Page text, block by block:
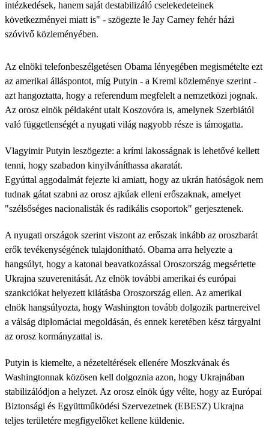
intézkedések, hanem saját destabilizáló cselekedeteinek
következményei miatt is" - szögezte le Jay Carney fehér házi
szóvivő közleményében.
Az elnöki telefonbeszélgetésen Obama lényegében megismételte ezt
az amerikai álláspontot, míg Putyin - a Kreml közleménye szerint -
azt hangoztatta, hogy a referendum megfelelt a nemzetközi jognak.
Az orosz elnök példaként utalt Koszovóra is, amelynek Szerbiától
való függetlenségét a nyugati világ nagyobb része is támogatta.
Vlagyimir Putyin leszögezte: a krími lakosságnak is lehetővé kellett
tenni, hogy szabadon kinyilváníthassa akaratát.
Egyúttal aggodalmát fejezte ki amiatt, hogy az ukrán hatóságok nem
tudnak gátat szabni az orosz ajkúak elleni erőszaknak, amelyet
"szélsőséges nacionalisták és radikális csoportok" gerjesztenek.
A nyugati országok szerint viszont az erőszak inkább az oroszbarát
erők tevékenységének tulajdonítható. Obama arra helyezte a
hangsúlyt, hogy a katonai beavatkozással Oroszország megsértette
Ukrajna szuverenitását. Az elnök további amerikai és európai
szankciókat helyezett kilátásba Oroszország ellen. Az amerikai
elnök hangsúlyozta, hogy Washington tovább dolgozik partnereivel
a válság diplomáciai megoldásán, és ennek keretében kész tárgyalni
az orosz kormányzattal is.
Putyin is kiemelte, a nézeteltérések ellenére Moszkvának és
Washingtonnak közösen kell dolgoznia azon, hogy Ukrajnában
stabilizálódjon a helyzet. Az orosz elnök úgy vélte, hogy az Európai
Biztonsági és Együttműködési Szervezetnek (EBESZ) Ukrajna
teljes területére megfigyelőket kellene küldenie.